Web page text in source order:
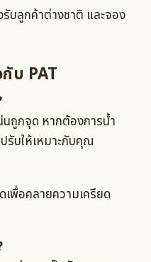
บลูกค้าต่างชาติ และจอง
บ PAT
ถูกจุด หากต้องการน้ำ
รับให้เหมาะกับคุณ
เพื่อคลายความเครียด